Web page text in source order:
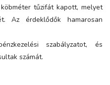
tűzifát kapott, melyet
Az érdeklődők hamarosan
szabályzatot, és
számát.